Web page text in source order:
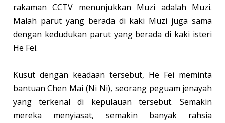
rakaman CCTV menunjukkan Muzi adalah Muzi.
Malah parut yang berada di kaki Muzi juga sama
dengan kedudukan parut yang berada di kaki isteri
He Fei.
Kusut dengan keadaan tersebut, He Fei meminta
bantuan Chen Mai (Ni Ni), seorang peguam jenayah
yang terkenal di kepulauan tersebut. Semakin
mereka menyiasat, semakin banyak rahsia